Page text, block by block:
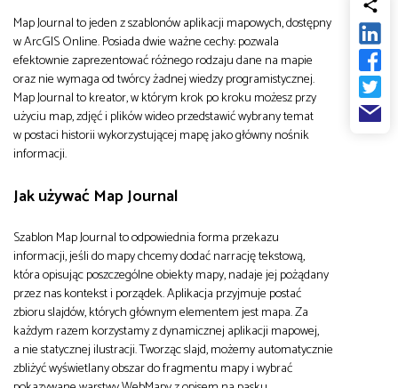
Architektura, inżynieria i budownictwo
Map Journal to jeden z szablonów aplikacji mapowych, dostępny
w ArcGIS Online. Posiada dwie ważne cechy: pozwala
efektownie zaprezentować różnego rodzaju dane na mapie
oraz nie wymaga od twórcy żadnej wiedzy programistycznej.
Map Journal to kreator, w którym krok po kroku możesz przy
użyciu map, zdjęć i plików wideo przedstawić wybrany temat
w postaci historii wykorzystującej mapę jako główny nośnik
informacji.
Jak używać Map Journal
Szablon Map Journal to odpowiednia forma przekazu
informacji, jeśli do mapy chcemy dodać narrację tekstową,
która opisując poszczególne obiekty mapy, nadaje jej pożądany
przez nas kontekst i porządek. Aplikacja przyjmuje postać
zbioru slajdów, których głównym elementem jest mapa. Za
każdym razem korzystamy z dynamicznej aplikacji mapowej,
a nie statycznej ilustracji. Tworząc slajd, możemy automatycznie
zbliżyć wyświetlany obszar do fragmentu mapy i wybrać